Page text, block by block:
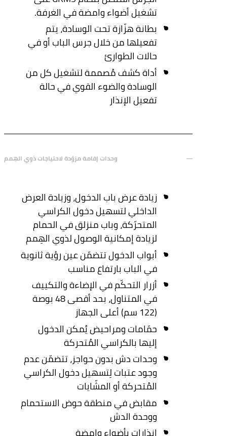
تشغيل أضواء وامضة في الغرفة.
بطانة هزّازة تحت الوسادة، يتم
تفعيلها من خلال جرس الباب أو في
حالات الطوارئ
أداة كشف مُصممة لتشغيل كل من
الوسادة والضوء القوي في حالة
تفعيل الإنذار
وحدات إقامة مزوّدة لاحتياجات ذوي الهِمم
زيادة عرض باب الدخول، وزيادة العرض
الداخلي لتسهيل دخول الكراسي
المتحرّكة، وباب منزلق في الحمام
لزيادة إمكانية الوصول لذوي الهِمم
أبواب الدخول تتضمّن عين رؤية ثانوية
في الباب بارتفاع مناسب
أزرار التحكّم في الإضاءة والتكييف
في المتناول، بحد أقصى 48 بوصة
(122 سم) أعلى الجهاز
حمّامات ومراحيض يُمكن الدخول
إليها بالكراسي المُتحركة
وحدات دش بدون حواجز، تتضمّن عدم
وجود عتبات لِتسهيل دخول الكراسي
المُتحركة أو المشّايات
مقابض في منطقة حوض الاستحمام
ووحدة الدش